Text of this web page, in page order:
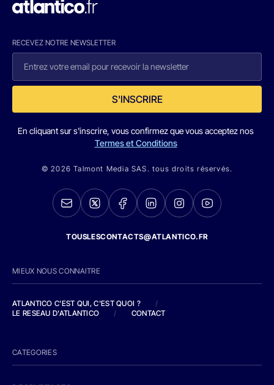
RECEVEZ NOTRE NEWSLETTER
S'INSCRIRE
En cliquant sur s'inscrire, vous confirmez que vous acceptez nos
Termes et Conditions
© 2026 Talmont Media SAS. tous droits réservés.
TOUSLESCONTACTS@ATLANTICO.FR
MIEUX NOUS CONNAITRE
ATLANTICO C'EST QUI, C'EST QUOI ?
/
LE RESEAU D'ATLANTICO
/ CONTACT
CATEGORIES